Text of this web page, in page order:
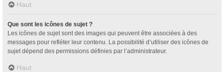
Haut
Que sont les icônes de sujet ?
Les icônes de sujet sont des images qui peuvent être associées à des
messages pour refléter leur contenu. La possibilité d’utiliser des icônes de
sujet dépend des permissions définies par l’administrateur.
Haut